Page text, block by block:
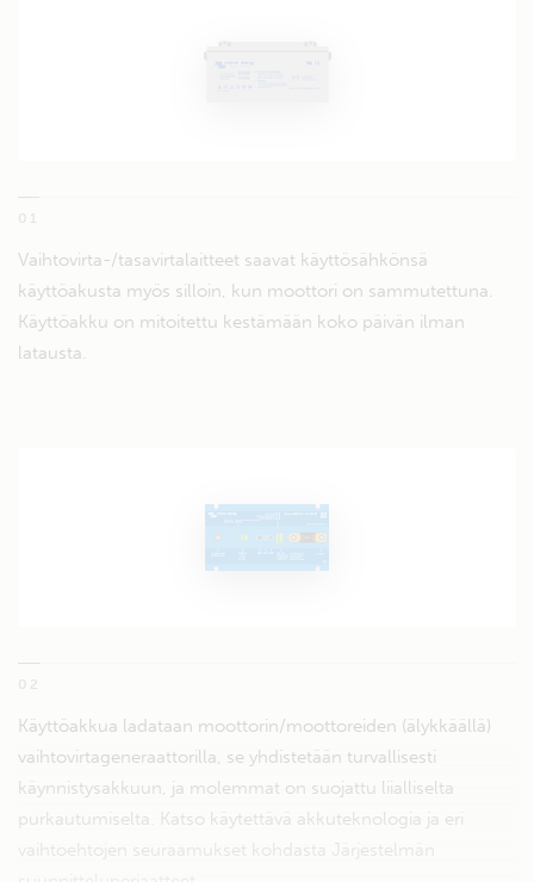
01
Vaihtovirta-/tasavirtalaitteet saavat käyttösähkönsä
käyttöakusta myös silloin, kun moottori on sammutettuna.
Käyttöakku on mitoitettu kestämään koko päivän ilman
latausta.
02
Käyttöakkua ladataan moottorin/moottoreiden (älykkäällä)
vaihtovirtageneraattorilla, se yhdistetään turvallisesti
käynnistysakkuun, ja molemmat on suojattu liialliselta
purkautumiselta. Katso käytettävä akkuteknologia ja eri
vaihtoehtojen seuraamukset kohdasta Järjestelmän